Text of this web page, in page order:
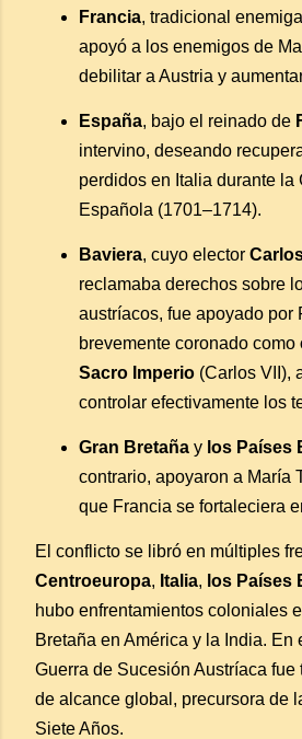
Francia, tradicional
apoyó a los enemigos de
debilitar a Austria y
España, bajo el reinado de
intervino, deseando
perdidos en Italia durante la
Española (1701–1714).
Baviera, cuyo elector
reclamaba derechos sobre
austríacos, fue apoyado por
brevemente coronado como
Sacro Imperio (Carlos VII),
controlar efectivamente los
Gran Bretaña y los Países
contrario, apoyaron a María
que Francia se fortaleciera
El conflicto se libró en múltiples
Centroeuropa, Italia, los Países
hubo enfrentamientos coloniales
Bretaña en América y la India. En
Guerra de Sucesión Austríaca fue
de alcance global, precursora de
Siete Años.